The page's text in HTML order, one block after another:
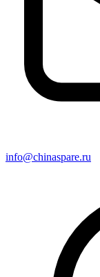
info@chinaspare.ru